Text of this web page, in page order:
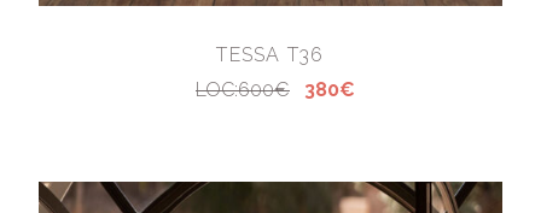
TESSA T36
LOC:600€
380€